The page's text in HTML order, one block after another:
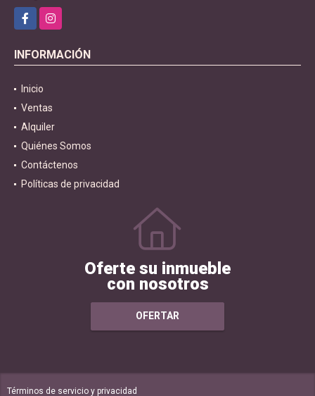
FacebookInstagram
INFORMACIÓN
Inicio
Ventas
Alquiler
Quiénes Somos
Contáctenos
Políticas de privacidad
Oferte su inmueble
con nosotros
OFERTAR
Términos de servicio y privacidad